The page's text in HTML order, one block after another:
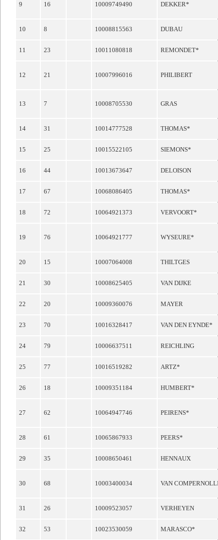
9 16 10009749490 DEKKER*
10 8 10008815563 DUBAU
11 23 10011080818 REMONDET*
12 21 10007996016 PHILIBERT
13 7 10008705530 GRAS
14 31 10014777528 THOMAS*
15 25 10015522105 SIEMONS*
16 44 10013673647 DELOISON
17 67 10068086405 THOMAS*
18 72 10064921373 VERVOORT*
19 76 10064921777 WYSEURE*
20 15 10007064008 THILTGES
21 30 10008625405 VAN DIJKE
22 20 10009360076 MAYER
23 70 10016328417 VAN DEN EYNDE*
24 79 10006637511 REICHLING
25 77 10016519282 ARTZ*
26 18 10009351184 HUMBERT*
27 62 10064947746 PEIRENS*
28 61 10065867933 PEERS*
29 35 10008650461 HENNAUX
30 68 10003400034 VAN
31 26 10009523057 VERHEYEN
32 53 10023530059 MARASCO*